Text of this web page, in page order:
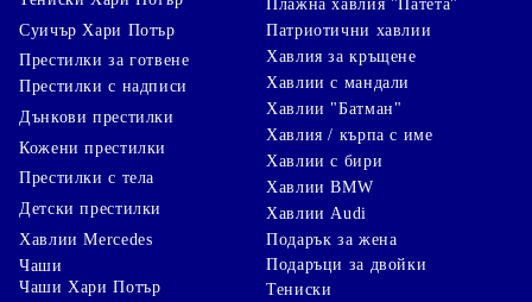
Суичър Хари Потър
Престилки за готвене
Престилки с надписи
Дънкови престилки
Кожени престилки
Престилки с тела
Детски престилки
Плажна хавлия "Патета"
Патриотични хавлии
Хавлия за кръщене
Хавлии с мандали
Хавлии "Батман"
Хавлия / кърпа с име
Хавлии с бири
Хавлии BMW
Хавлии Audi
Хавлии Mercedes
Чаши
Чаши Хари Потър
Подарък за жена
Подаръци за двойки
Тениски